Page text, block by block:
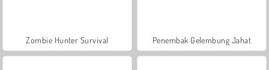
Zombie Hunter Survival Penembak Gelembung Jahat